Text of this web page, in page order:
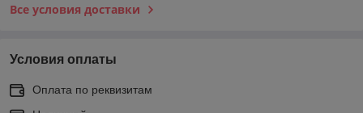
Все условия доставки
Условия оплаты
Оплата по реквизитам